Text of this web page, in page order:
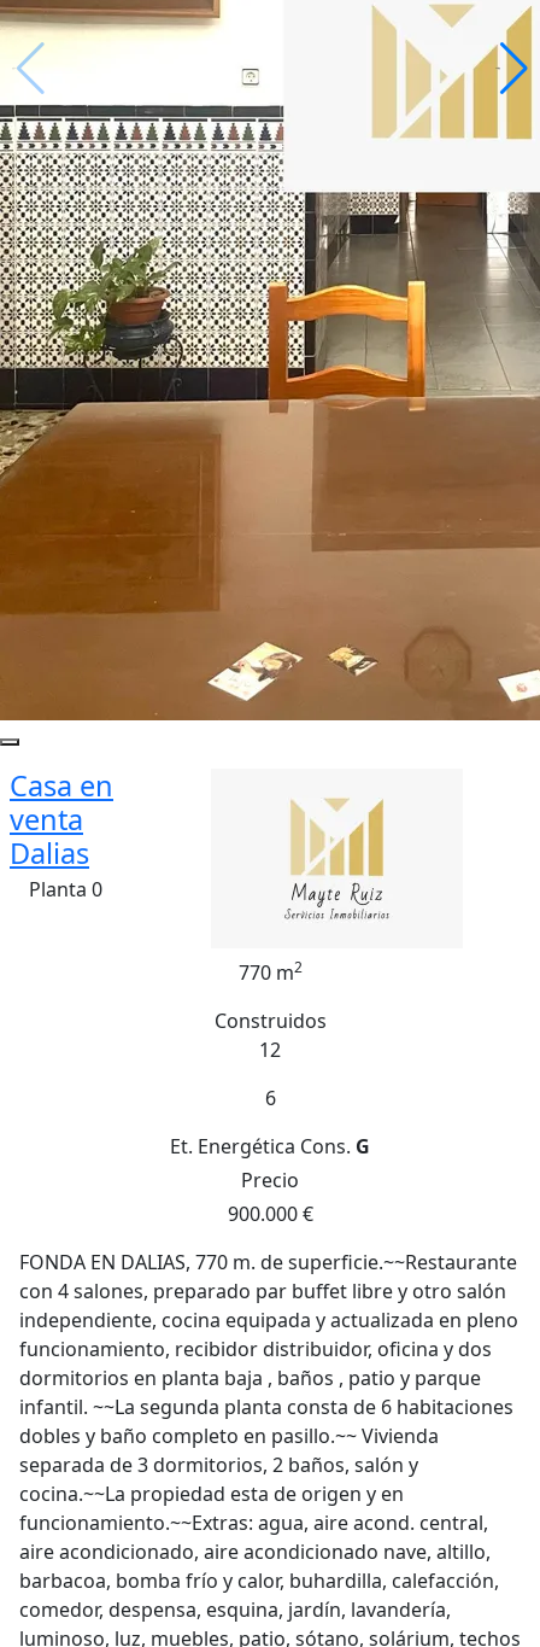
Casa en
venta
Dalias
Planta 0
770 m2
Construidos
12
6
Et. Energética Cons. G
Precio
900.000 €
FONDA EN DALIAS, 770 m. de superficie.~~Restaurante
con 4 salones, preparado par buffet libre y otro salón
independiente, cocina equipada y actualizada en pleno
funcionamiento, recibidor distribuidor, oficina y dos
dormitorios en planta baja , baños , patio y parque
infantil. ~~La segunda planta consta de 6 habitaciones
dobles y baño completo en pasillo.~~ Vivienda
separada de 3 dormitorios, 2 baños, salón y
cocina.~~La propiedad esta de origen y en
funcionamiento.~~Extras: agua, aire acond. central,
aire acondicionado, aire acondicionado nave, altillo,
barbacoa, bomba frío y calor, buhardilla, calefacción,
comedor, despensa, esquina, jardín, lavandería,
luminoso, luz, muebles, patio, sótano, solárium, techos